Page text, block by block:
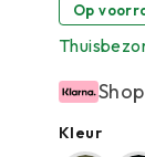
Op
Kleur